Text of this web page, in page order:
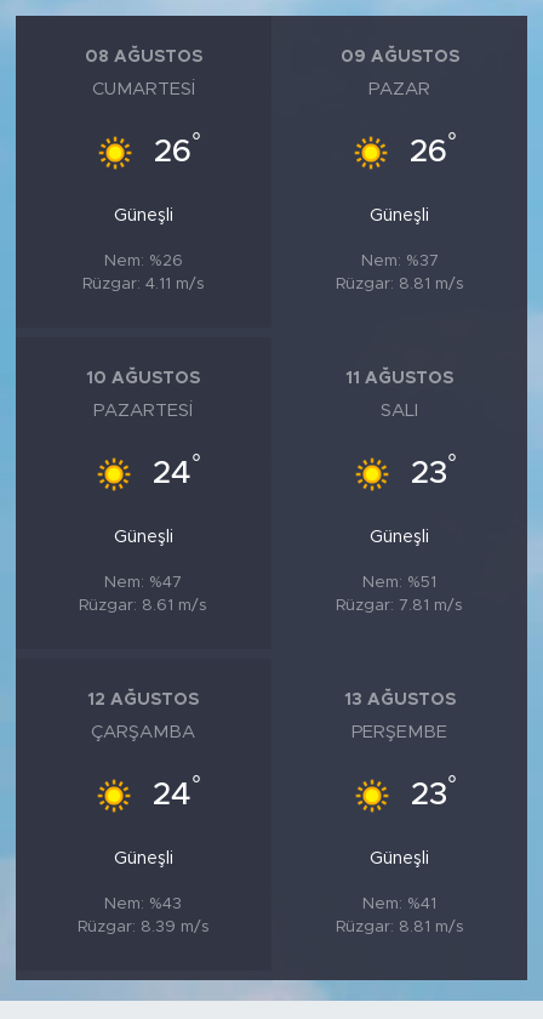
08 AĞUSTOS
CUMARTESI
26°
Güneşli
Nem: %26
Rüzgar: 4.11 m/s
09 AĞUSTOS
PAZAR
26°
Güneşli
Nem: %37
Rüzgar: 8.81 m/s
10 AĞUSTOS
PAZARTESI
24°
Güneşli
Nem: %47
Rüzgar: 8.61 m/s
11 AĞUSTOS
SALI
23°
Güneşli
Nem: %51
Rüzgar: 7.81 m/s
12 AĞUSTOS
ÇARŞAMBA
24°
Güneşli
Nem: %43
Rüzgar: 8.39 m/s
13 AĞUSTOS
PERŞEMBE
23°
Güneşli
Nem: %41
Rüzgar: 8.81 m/s